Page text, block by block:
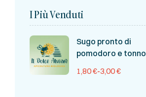
I Più Venduti
Sugo pronto di
pomodoro e tonno
1,80€-3,00€